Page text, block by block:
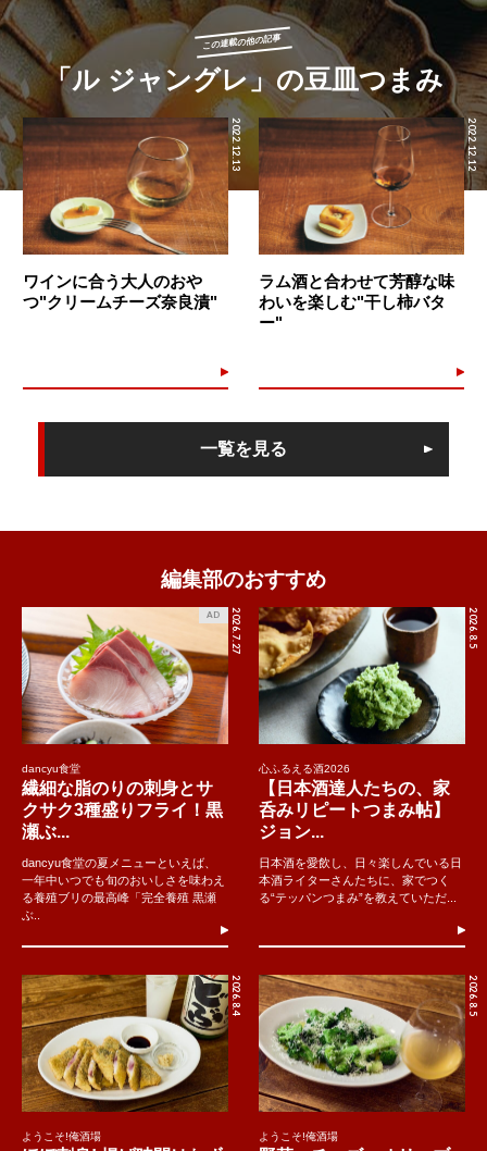
この連載の他の記事
「ル ジャングレ」の豆皿つまみ
2022.12.13
ワインに合う大人のおや
つ"クリームチーズ奈良漬"
2022.12.12
ラム酒と合わせて芳醇な味
わいを楽しむ"干し柿バタ
ー"
一覧を見る
編集部のおすすめ
2026.7.27
AD
dancyu食堂
繊細な脂のりの刺身とサ
クサク3種盛りフライ！黒
瀬ぶ...
dancyu食堂の夏メニューといえば、
一年中いつでも旬のおいしさを味わえ
る養殖ブリの最高峰「完全養殖 黒瀬
ぶ..
2026.8.5
心ふるえる酒2026
【日本酒達人たちの、家
呑みリピートつまみ帖】
ジョン...
日本酒を愛飲し、日々楽しんでいる日
本酒ライターさんたちに、家でつく
る“テッパンつまみ”を教えていただ...
2026.8.4
ようこそ!俺酒場
2026.8.5
ようこそ!俺酒場